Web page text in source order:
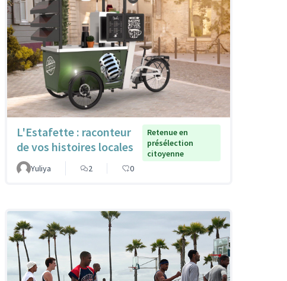
L'Estafette : raconteur
de vos histoires locales
Retenue en
présélection
citoyenne
Yuliya
2 0